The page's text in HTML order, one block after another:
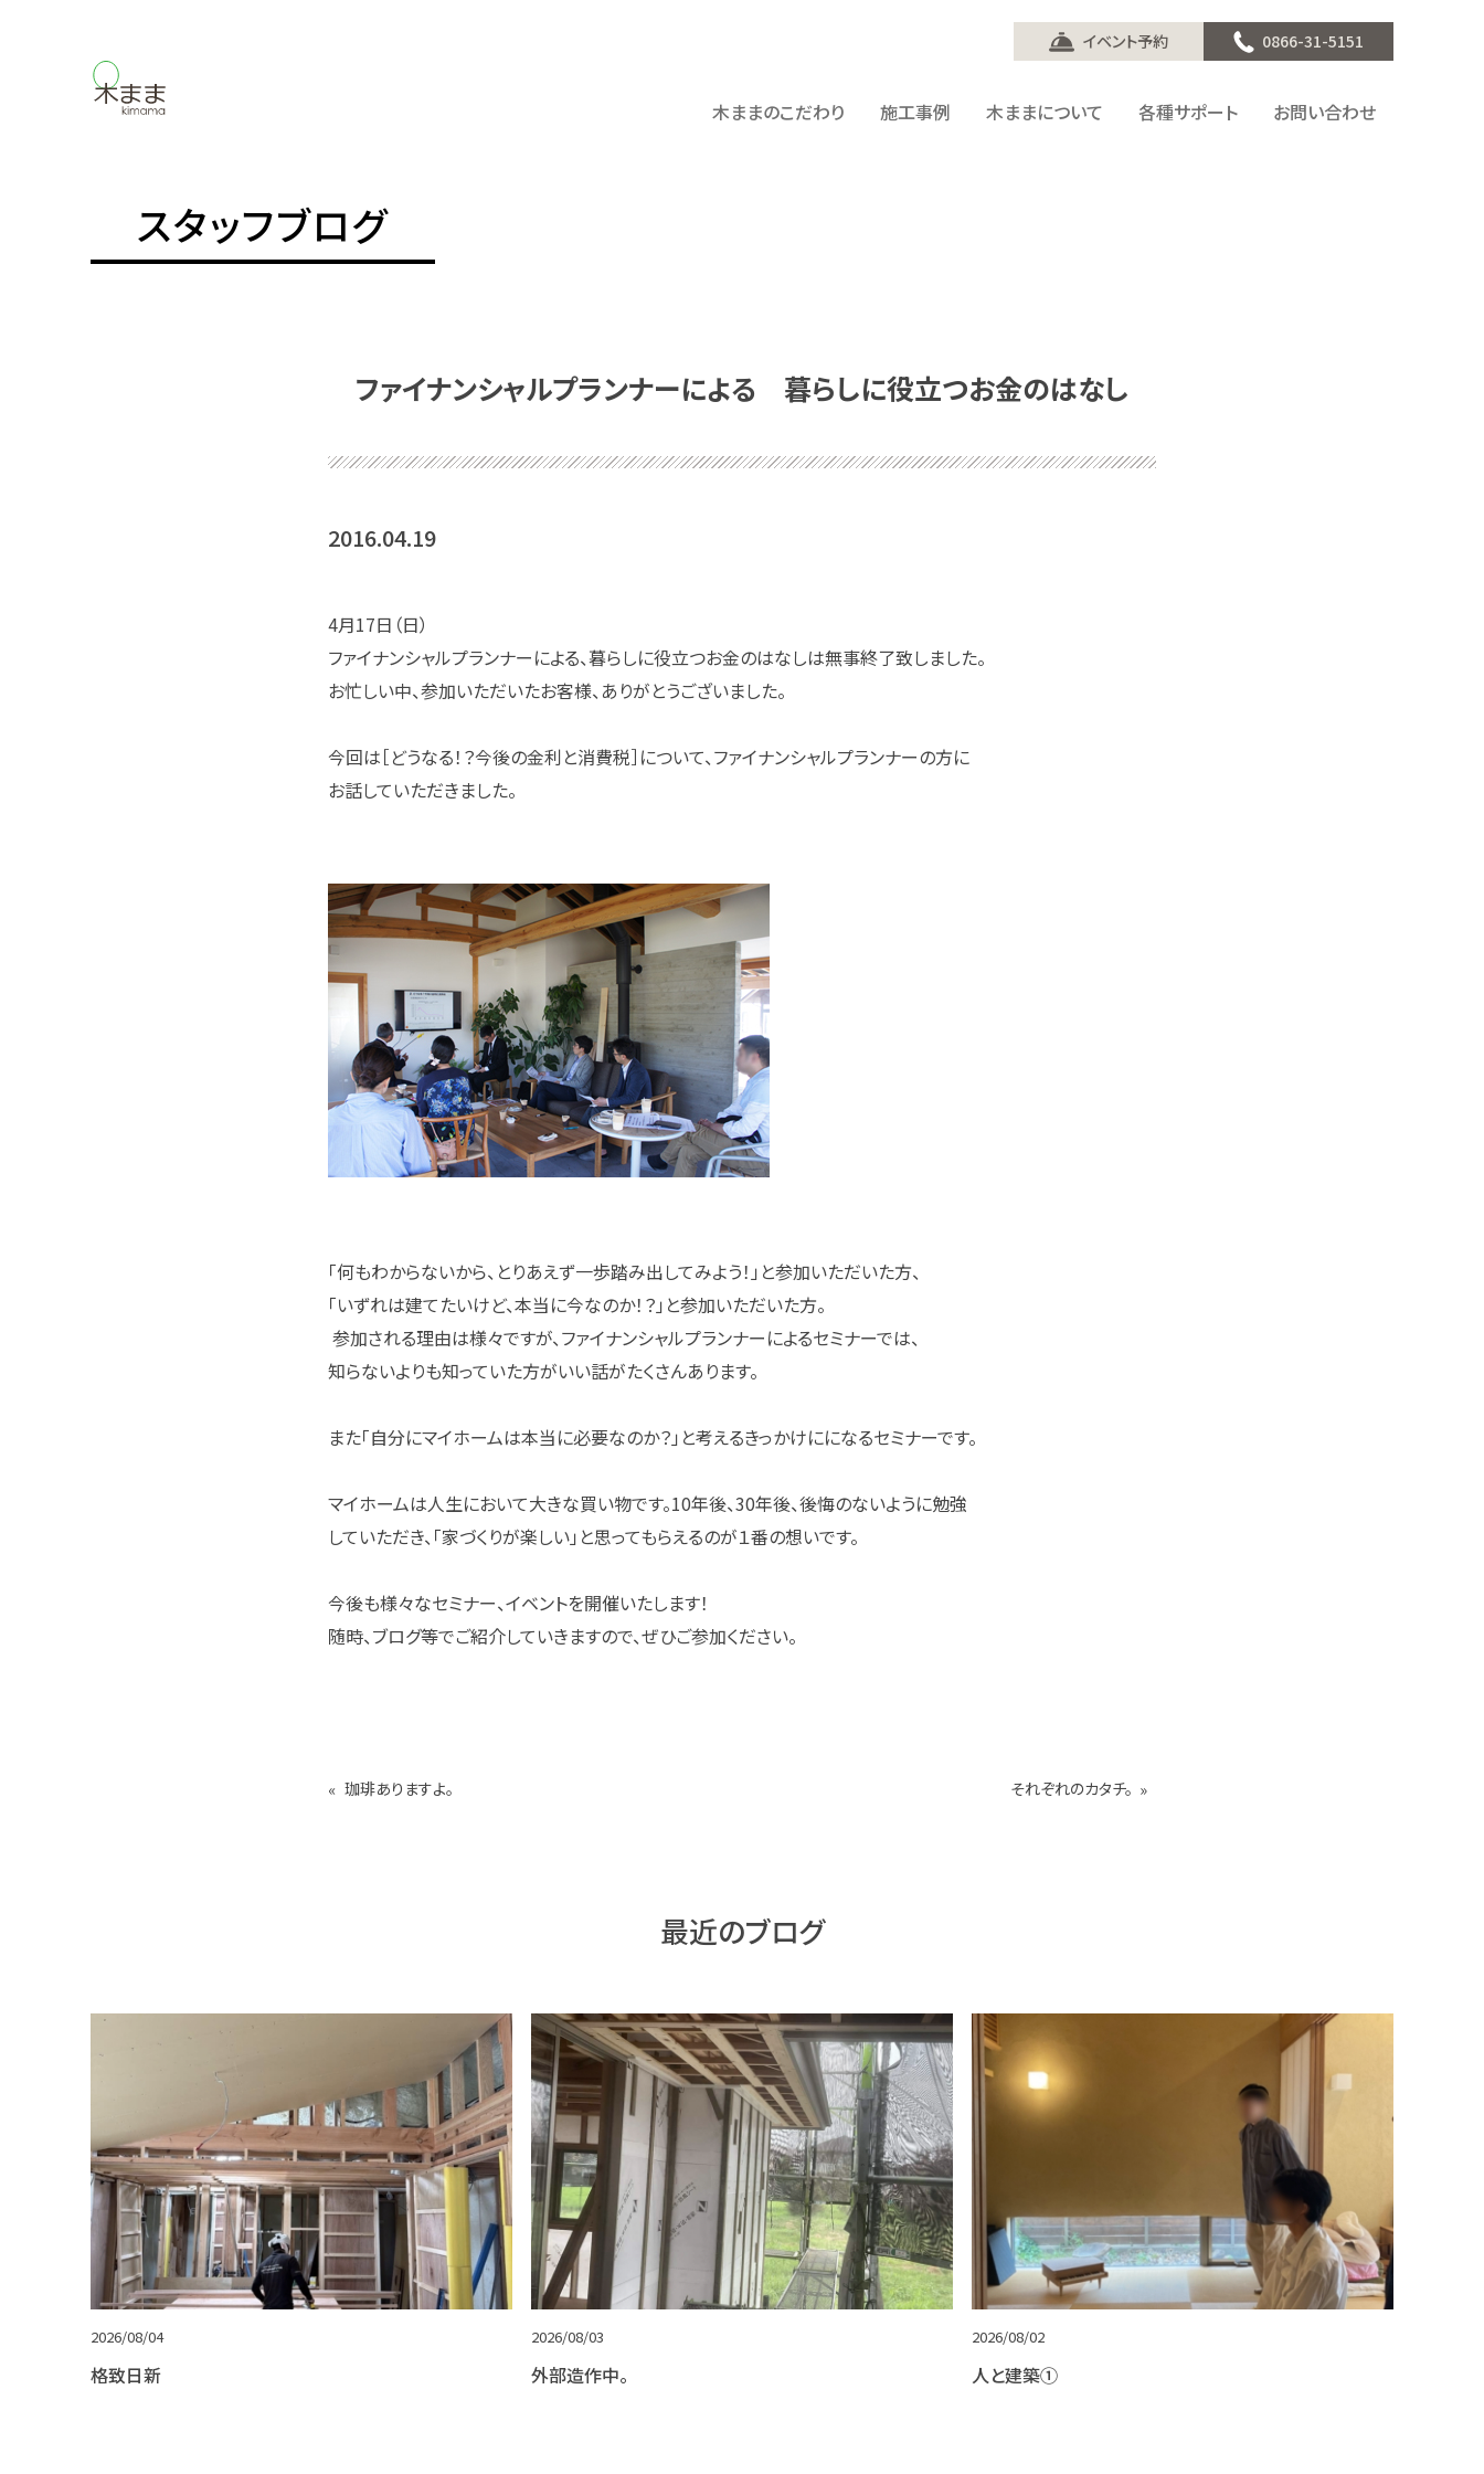
イベント予約 0866-31-5151
木ままのこだわり 施工事例 木ままについて 各種サポート お問い合わせ
スタッフブログ
ファイナンシャルプランナーによる 暮らしに役立つお金のはなし
2016.04.19
4月17日（日）
ファイナンシャルプランナーによる、暮らしに役立つお金のはなしは無事終了致しました。
お忙しい中、参加いただいたお客様、ありがとうございました。
今回は［どうなる！？今後の金利と消費税］について、ファイナンシャルプランナーの方に
お話していただきました。
「何もわからないから、とりあえず一歩踏み出してみよう！」と参加いただいた方、
「いずれは建てたいけど、本当に今なのか！？」と参加いただいた方。
参加される理由は様々ですが、ファイナンシャルプランナーによるセミナーでは、
知らないよりも知っていた方がいい話がたくさんあります。
また「自分にマイホームは本当に必要なのか？」と考えるきっかけにになるセミナーです。
マイホームは人生において大きな買い物です。10年後、30年後、後悔のないように勉強
していただき、「家づくりが楽しい」と思ってもらえるのが１番の想いです。
今後も様々なセミナー、イベントを開催いたします！
随時、ブログ等でご紹介していきますので、ぜひご参加ください。
« 珈琲ありますよ。 それぞれのカタチ。 »
最近のブログ
2026/08/04
格致日新
2026/08/03
外部造作中。
2026/08/02
人と建築①